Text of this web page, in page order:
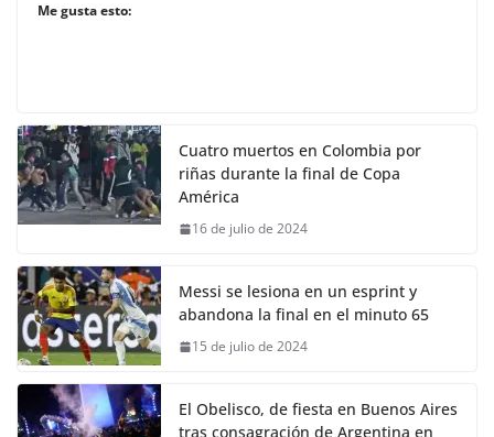
Me gusta esto:
Cuatro muertos en Colombia por
riñas durante la final de Copa
América
16 de julio de 2024
Messi se lesiona en un esprint y
abandona la final en el minuto 65
15 de julio de 2024
El Obelisco, de fiesta en Buenos Aires
tras consagración de Argentina en